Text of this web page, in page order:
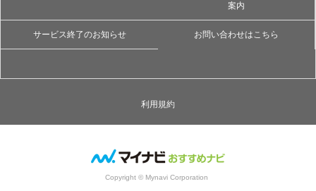
案内
サービス終了のお知らせ お問い合わせはこちら
利用規約
Copyright © Mynavi Corporation